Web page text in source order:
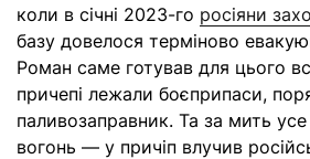
коли в січні 2023-го росіяни
базу довелося терміново
Роман саме готував для цього
причепі лежали боєприпаси,
паливозаправник. Та за мить
вогонь — у причіп влучив